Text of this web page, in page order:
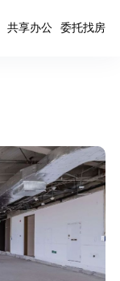
共享办公 委托找房